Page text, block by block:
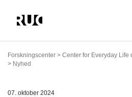
hovedindhold
Forskningscenter > Center for Everyday Life
> Nyhed
07. oktober 2024